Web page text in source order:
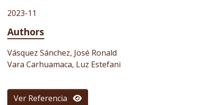
2023-11
Authors
Vásquez Sánchez, José Ronald
Vara Carhuamaca, Luz Estefani
Ver Referencia